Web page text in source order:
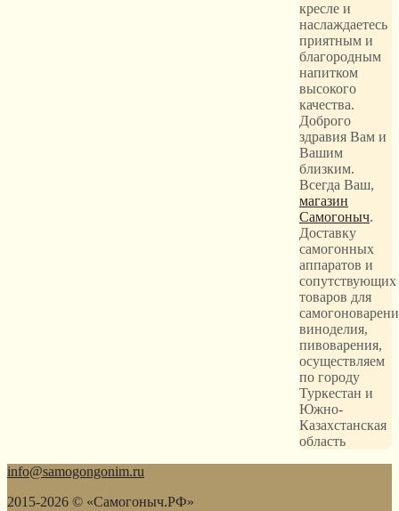
кресле и
наслаждаетесь
приятным и
благородным
напитком
высокого
качества.
Доброго
здравия Вам и
Вашим
близким.
Всегда Ваш,
магазин
Самогоныч.
Доставку
самогонных
аппаратов и
сопутствующих
товаров для
виноделия,
пивоварения,
осуществляем
по городу
Туркестан и
Южно-
Казахстанская
область
info@samogongonim.ru
2015-2026 © «Самогоныч.РФ»